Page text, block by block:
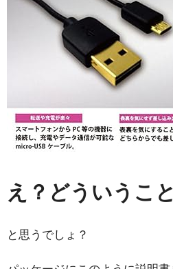
え？どういうこ
と思うでしょ？